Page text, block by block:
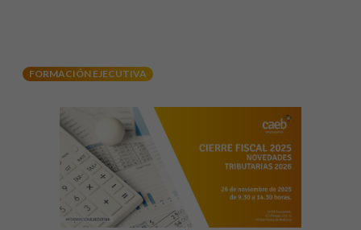
FORMACIÓN EJECUTIVA